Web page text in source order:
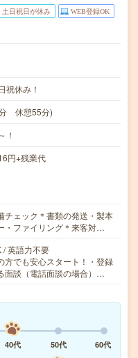
土日祝日が休み WEB登録OK
休み！
休憩55分)
！
円+残業代
チェック＊書類の発送・製本
・ファイリング＊来客対…
/ 英語力不要
方でも安心スタート！・登録
面談（電話面談の場合）…
40代 50代
60代